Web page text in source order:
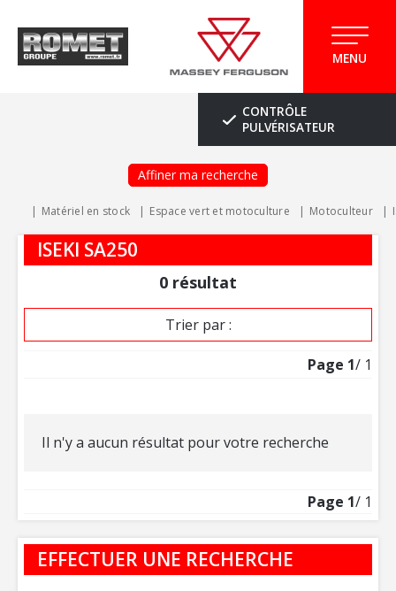
MENU
CONTRÔLE
PULVÉRISATEUR
Affiner ma recherche
Matériel en stock Espace vert et motoculture Motoculteur
ISEKI SA250
0 résultat
Trier par :
Page 1/ 1
Il n'y a aucun résultat pour votre recherche
Page 1/ 1
EFFECTUER UNE RECHERCHE